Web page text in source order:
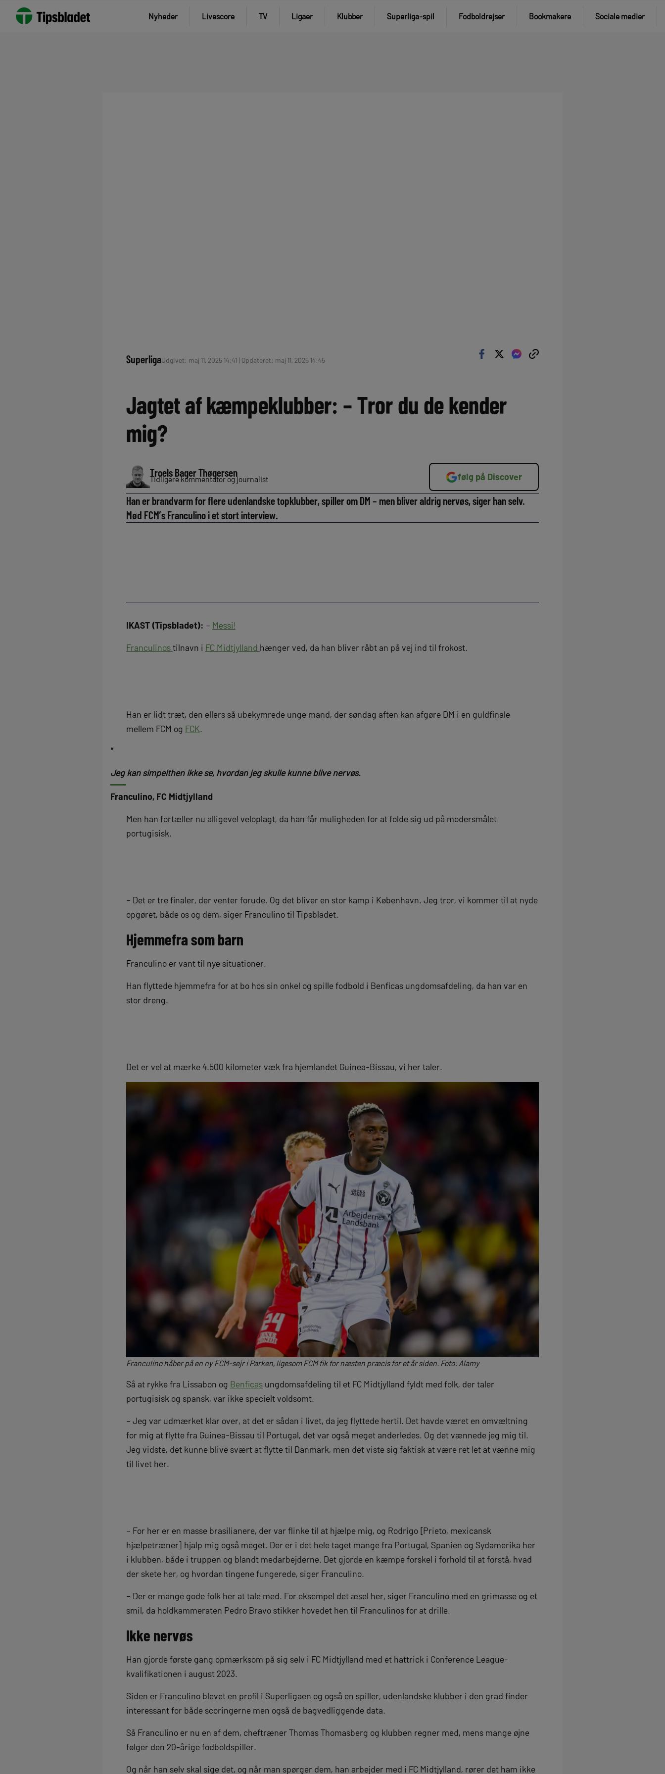
Nyheder Livescore TV Ligaer Klubber Superliga-spil Fodboldrejser Bookmakere Sociale medier
SuperligaUdgivet: maj 11, 2025 14:41 | Opdateret: maj 11, 2025 14:45
Jagtet af kæmpeklubber: – Tror du de kender
mig?
Troels Bager Thøgersen
Tidligere kommentator og journalist følg på Discover
Han er brandvarm for flere udenlandske topklubber, spiller om DM – men bliver aldrig nervøs, siger han selv.
Mød FCM’s Franculino i et stort interview.
IKAST (Tipsbladet): – Messi!
Franculinostilnavn i FC Midtjylland hænger ved, da han bliver råbt an på vej ind til frokost.
Han er lidt træt, den ellers så ubekymrede unge mand, der søndag aften kan afgøre DM i en guldfinale
mellem FCM og FCK.
“
Jeg kan simpelthen ikke se, hvordan jeg skulle kunne blive nervøs.
Franculino, FC Midtjylland
Men han fortæller nu alligevel veloplagt, da han får muligheden for at folde sig ud på modersmålet
portugisisk.
– Det er tre finaler, der venter forude. Og det bliver en stor kamp i København. Jeg tror, vi kommer til at nyde
opgøret, både os og dem, siger Franculino til Tipsbladet.
Hjemmefra som barn
Franculino er vant til nye situationer.
Han flyttede hjemmefra for at bo hos sin onkel og spille fodbold i Benficas ungdomsafdeling, da han var en
stor dreng.
Det er vel at mærke 4.500 kilometer væk fra hjemlandet Guinea-Bissau, vi her taler.
Franculino håber på en ny FCM-sejr i Parken, ligesom FCM fik for næsten præcis for et år siden. Foto: Alamy
Så at rykke fra Lissabon og Benficas ungdomsafdeling til et FC Midtjylland fyldt med folk, der taler
portugisisk og spansk, var ikke specielt voldsomt.
– Jeg var udmærket klar over, at det er sådan i livet, da jeg flyttede hertil. Det havde været en omvæltning
for mig at flytte fra Guinea-Bissau til Portugal, det var også meget anderledes. Og det vænnede jeg mig til.
Jeg vidste, det kunne blive svært at flytte til Danmark, men det viste sig faktisk at være ret let at vænne mig
til livet her.
– For her er en masse brasilianere, der var flinke til at hjælpe mig, og Rodrigo [Prieto, mexicansk
hjælpetræner] hjalp mig også meget. Der er i det hele taget mange fra Portugal, Spanien og Sydamerika her
i klubben, både i truppen og blandt medarbejderne. Det gjorde en kæmpe forskel i forhold til at forstå, hvad
der skete her, og hvordan tingene fungerede, siger Franculino.
– Der er mange gode folk her at tale med. For eksempel det æsel her, siger Franculino med en grimasse og et
smil, da holdkammeraten Pedro Bravo stikker hovedet hen til Franculinos for at drille.
Ikke nervøs
Han gjorde første gang opmærksom på sig selv i FC Midtjylland med et hattrick i Conference League-
kvalifikationen i august 2023.
Siden er Franculino blevet en profil i Superligaen og også en spiller, udenlandske klubber i den grad finder
interessant for både scoringerne men også de bagvedliggende data.
Så Franculino er nu en af dem, cheftræner Thomas Thomasberg og klubben regner med, mens mange øjne
følger den 20-årige fodboldspiller.
Og når han selv skal sige det, og når man spørger dem, han arbejder med i FC Midtjylland, rører det ham ikke